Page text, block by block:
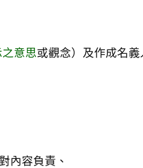
意思或觀念）及作成名
內容負責、